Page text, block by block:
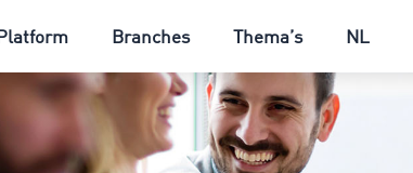
Branches Thema’s NL